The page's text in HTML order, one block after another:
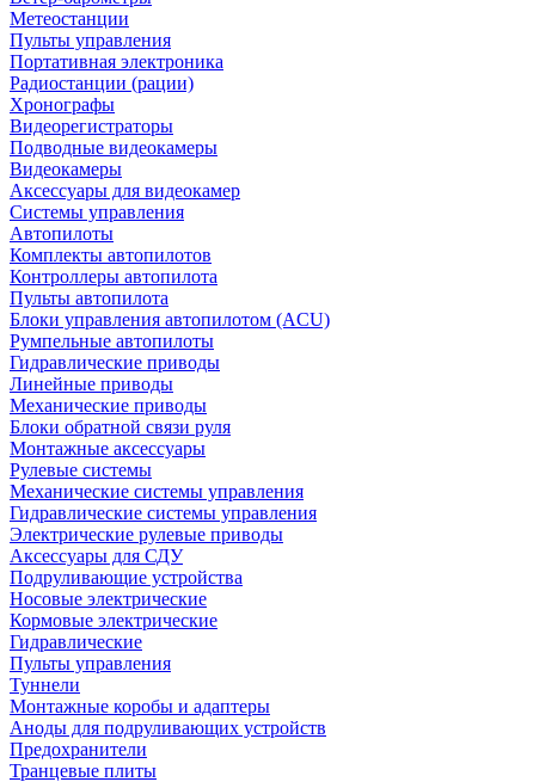
Метеостанции
Пульты управления
Портативная электроника
Радиостанции (рации)
Хронографы
Видеорегистраторы
Подводные видеокамеры
Видеокамеры
Аксессуары для видеокамер
Системы управления
Автопилоты
Комплекты автопилотов
Контроллеры автопилота
Пульты автопилота
Блоки управления автопилотом (ACU)
Румпельные автопилоты
Гидравлические приводы
Линейные приводы
Механические приводы
Блоки обратной связи руля
Монтажные аксессуары
Рулевые системы
Механические системы управления
Гидравлические системы управления
Электрические рулевые приводы
Аксессуары для СДУ
Подруливающие устройства
Носовые электрические
Кормовые электрические
Гидравлические
Пульты управления
Туннели
Монтажные коробы и адаптеры
Аноды для подруливающих устройств
Предохранители
Транцевые плиты